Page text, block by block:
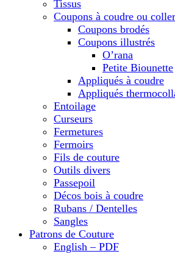
Tissus
Coupons à coudre ou coller
Coupons brodés
Coupons illustrés
O’rana
Petite Biounette
Appliqués à coudre
Appliqués
Entoilage
Curseurs
Fermetures
Fermoirs
Fils de couture
Outils divers
Passepoil
Décos bois à coudre
Rubans / Dentelles
Sangles
Patrons de Couture
English – PDF